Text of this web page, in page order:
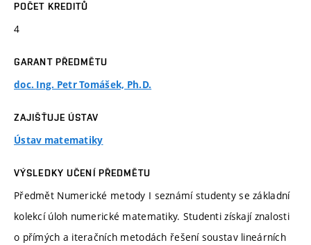
POČET KREDITŮ
4
GARANT PŘEDMĚTU
doc. Ing. Petr Tomášek, Ph.D.
ZAJIŠŤUJE ÚSTAV
Ústav matematiky
VÝSLEDKY UČENÍ PŘEDMĚTU
Předmět Numerické metody I seznámí studenty se základní
kolekcí úloh numerické matematiky. Studenti získají znalosti
o přímých a iteračních metodách řešení soustav lineárních